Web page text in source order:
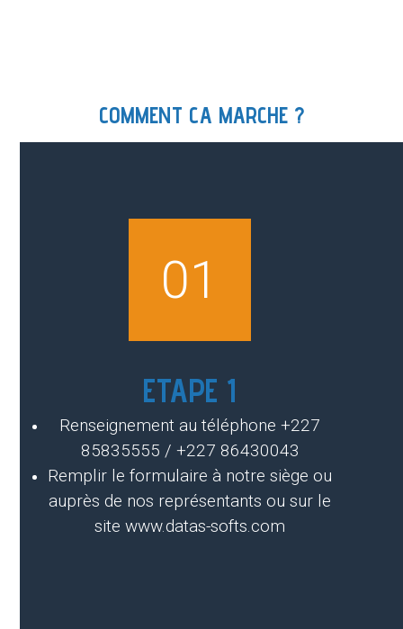
COMMENT CA MARCHE ?
01
ETAPE 1
Renseignement au téléphone +227
85835555 / +227 86430043
Remplir le formulaire à notre siège ou
auprès de nos représentants ou sur le
site www.datas-softs.com